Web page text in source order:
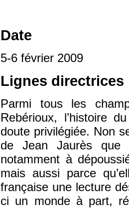
Date
5-6 février 2009
Lignes directrices
Parmi tous les
Rebérioux, l’histoire
doute privilégiée. Non
de Jean Jaurès que
notamment à
mais aussi parce
française une lecture
ci un monde à part,